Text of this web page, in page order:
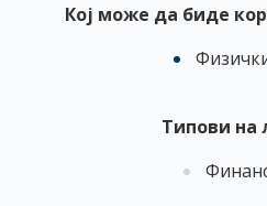
Кој може да биде
Типови на